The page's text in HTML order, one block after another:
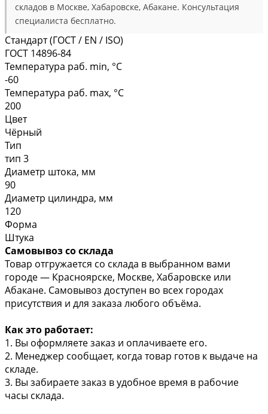
складов в Москве, Хабаровске, Абакане. Консультация
специалиста бесплатно.
Стандарт (ГОСТ / EN / ISO)
ГОСТ 14896-84
Температура раб. min, °C
-60
Температура раб. max, °C
200
Цвет
Чёрный
Тип
тип 3
Диаметр штока, мм
90
Диаметр цилиндра, мм
120
Форма
Штука
Самовывоз со склада
Товар отгружается со склада в выбранном вами
городе — Красноярске, Москве, Хабаровске или
Абакане. Самовывоз доступен во всех городах
присутствия и для заказа любого объёма.
Как это работает:
1. Вы оформляете заказ и оплачиваете его.
2. Менеджер сообщает, когда товар готов к выдаче на
складе.
3. Вы забираете заказ в удобное время в рабочие
часы склада.